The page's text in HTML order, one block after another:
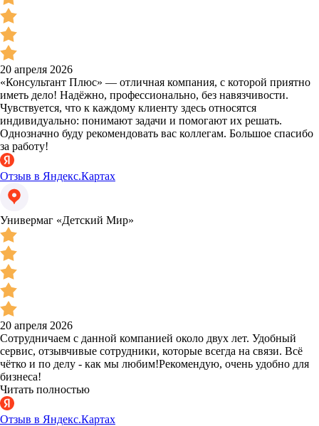
20 апреля 2026
«Консультант Плюс» — отличная компания, с которой приятно
иметь дело! Надёжно, профессионально, без навязчивости.
Чувствуется, что к каждому клиенту здесь относятся
индивидуально: понимают задачи и помогают их решать.
Однозначно буду рекомендовать вас коллегам. Большое спасибо
за работу!
Отзыв в Яндекс.Картах
Универмаг «Детский Мир»
20 апреля 2026
Сотрудничаем с данной компанией около двух лет. Удобный
сервис, отзывчивые сотрудники, которые всегда на связи. Всё
чётко и по делу - как мы любим!Рекомендую, очень удобно для
бизнеса!
Читать полностью
Отзыв в Яндекс.Картах